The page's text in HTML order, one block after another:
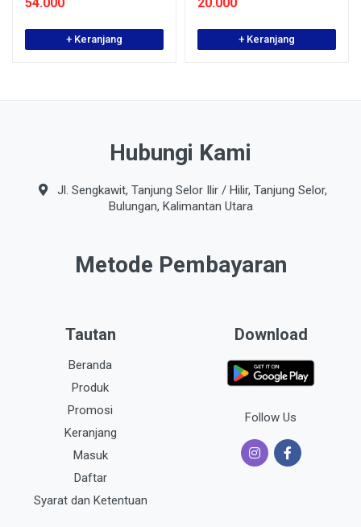
+ Keranjang + Keranjang
Hubungi Kami
Jl. Sengkawit, Tanjung Selor Ilir / Hilir, Tanjung Selor,
Bulungan, Kalimantan Utara
Metode Pembayaran
Tautan
Beranda
Produk
Promosi
Keranjang
Masuk
Daftar
Syarat dan Ketentuan
Download
Follow Us